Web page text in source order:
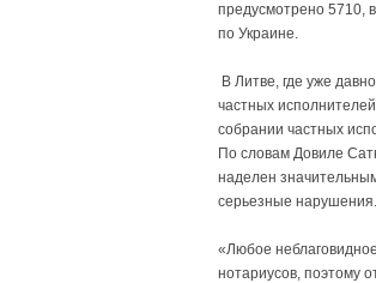
предусмотрено 5710,
по Украине.
В Литве, где уже
частных
собрании частных
По словам Довиле
наделен
серьезные нарушения.
«Любое
нотариусов, поэтому